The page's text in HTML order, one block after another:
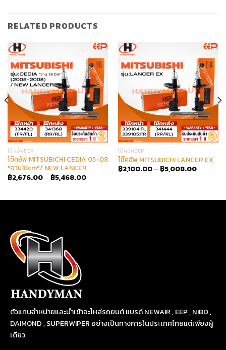
RELATED PRODUCTS
โช๊คอัพEEP
โช๊คอัพ MITSUBICHI CEDIA 05-08
*จาน18cm*/ NEW LANCER
฿2,676.00– ฿5,468.00
โช๊คอัพEEP
โช๊คอัพ MITSUBICHI LANCER EX
฿2,100.00– ฿5,008.00
ตัวแทนจำหน่ายและนำเข้าอะไหล่รถยนต์ แบรด์ NEWAIR , EEP , NIBD ,
DAIMOND , SUPERWIPER อย่างเป็นทางการในประเทศไทยแต่เพียงผู้
เดียว